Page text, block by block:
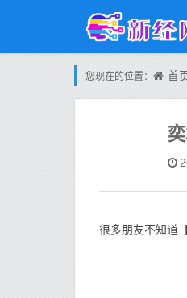
您现在的位置： 首
很多朋友不知道